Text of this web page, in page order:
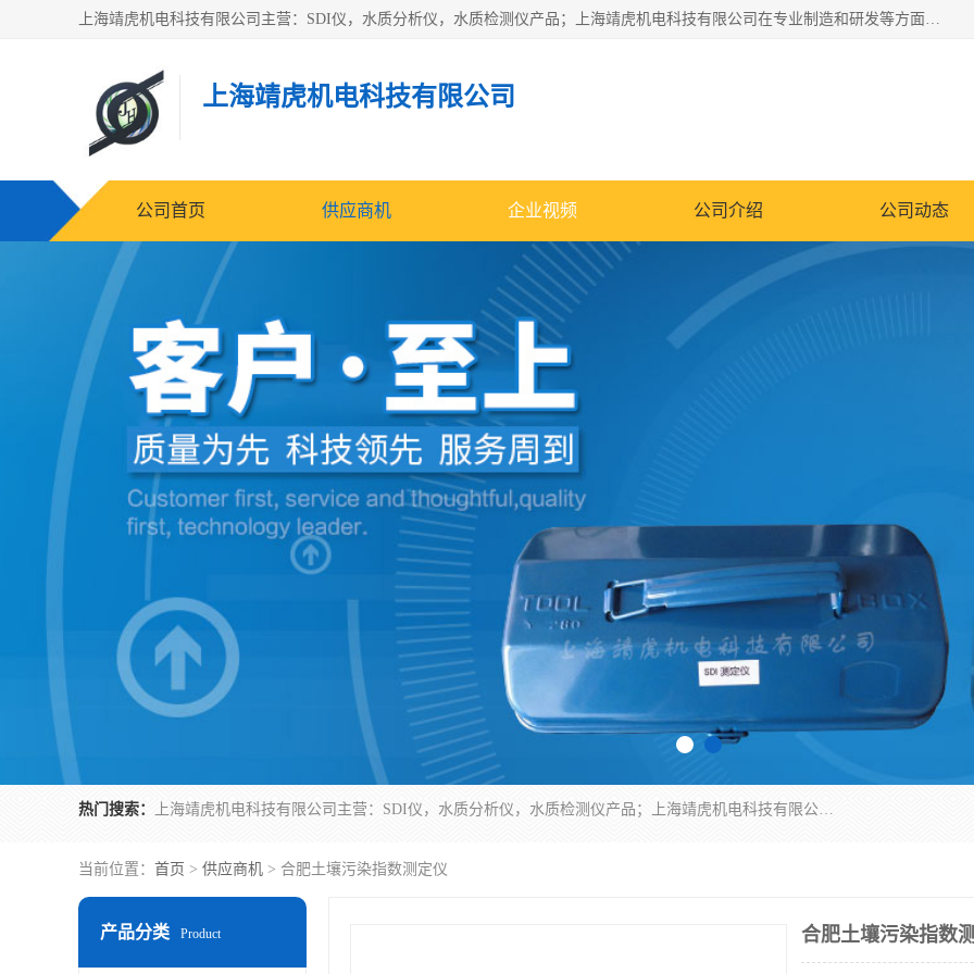
上海靖虎机电科技有限公司主营：SDI仪，水质分析仪，水质检测仪产品；上海靖虎机电科技有限公司在专业制造和研发等方面的强大的平台优势，利用自身在自动化仪表、自控系统及环保监测仪器的专长，以优良的技术，优越的产品质量和良好的服务质量与广大客户真诚合作。
上海靖虎机电科技有限公司
公司首页 供应商机 企业视频 公司介绍 公司动态
热门搜索： 上海靖虎机电科技有限公司主营：SDI仪，水质分析仪，水质检测仪产品；上海靖虎机电科技有限公司在专业制造和研发等方面的强大的平台优势，利用自身在自动化仪表、自控系统及环保监测仪器的专长，以优良的技术，优越的产品质量和良好的服务质量与广大客户真诚合作。
当前位置： 首页 > 供应商机 > 合肥土壤污染指数测定仪
产品分类 Product 合肥土壤污染指数